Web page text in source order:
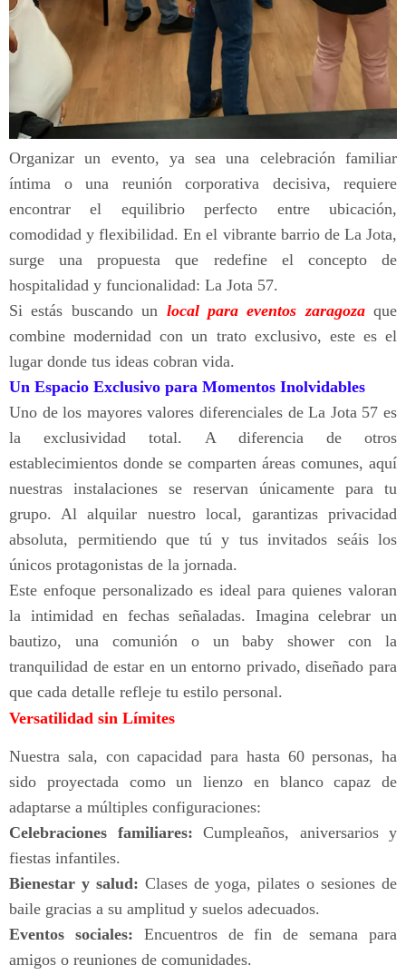
Organizar un evento, ya sea una celebración familiar
íntima o una reunión corporativa decisiva, requiere
encontrar el equilibrio perfecto entre ubicación,
comodidad y flexibilidad. En el vibrante barrio de La Jota,
surge una propuesta que redefine el concepto de
hospitalidad y funcionalidad: La Jota 57.
Si estás buscando un local para eventos zaragozaque
combine modernidad con un trato exclusivo, este es el
lugar donde tus ideas cobran vida.
Un Espacio Exclusivo para Momentos Inolvidables
Uno de los mayores valores diferenciales de La Jota 57 es
la exclusividad total. A diferencia de otros
establecimientos donde se comparten áreas comunes, aquí
nuestras instalaciones se reservan únicamente para tu
grupo. Al alquilar nuestro local, garantizas privacidad
absoluta, permitiendo que tú y tus invitados seáis los
únicos protagonistas de la jornada.
Este enfoque personalizado es ideal para quienes valoran
la intimidad en fechas señaladas. Imagina celebrar un
bautizo, una comunión o un baby shower con la
tranquilidad de estar en un entorno privado, diseñado para
que cada detalle refleje tu estilo personal.
Versatilidad sin Límites
Nuestra sala, con capacidad para hasta 60 personas, ha
sido proyectada como un lienzo en blanco capaz de
adaptarse a múltiples configuraciones:
Celebraciones familiares: Cumpleaños, aniversarios y
fiestas infantiles.
Bienestar y salud: Clases de yoga, pilates o sesiones de
baile gracias a su amplitud y suelos adecuados.
Eventos sociales: Encuentros de fin de semana para
amigos o reuniones de comunidades.